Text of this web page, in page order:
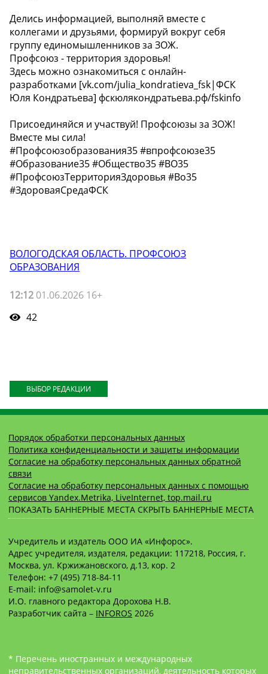
Делись информацией, выполняй вместе с
коллегами и друзьями, формируй вокруг себя
группу единомышленников за ЗОЖ.
Профсоюз - территория здоровья!
Здесь можно ознакомиться с онлайн-
разработками [vk.com/julia_kondratieva_fsk|ФСК
Юля Кондратьева] фскюлякондратьева.рф/fskinfo
Присоединяйся и участвуй! Профсоюзы за ЗОЖ!
Вместе мы сила!
#Профсоюзобразования35 #впрофсоюзе35
#Образование35 #Общество35 #ВО35
#ПрофсоюзТерриторияЗдоровья #Во35
#ЗдороваяСредаФСК
ВОЛОГОДСКАЯ ОБЛАСТЬ. ПРОФСОЮЗ
ОБРАЗОВАНИЯ
12:12 01.06.2026 16+
42
ВЫБОР РЕДАКЦИИ
Порядок обработки персональных данных
Политика конфиденциальности и защиты информации
Согласие на обработку персональных данных обратной
связи
Согласие на обработку персональных данных с помощью
сервисов Yandex.Metrika, LiveInternet, top.mail.ru
ПОКАЗАТЬ БАННЕРНЫЕ МЕСТА СКРЫТЬ БАННЕРНЫЕ МЕСТА
Учредитель и издатель ООО ИА «Инфорос».
Адрес учредителя, издателя, редакции: 117218, Россия, г.
Москва, ул. Кржижановского, д.13, кор. 2
Телефон: +7 (495) 718-84-11
E-mail: info@samolet-v.ru
И.О. главного редактора Дорохова Н.В.
Разработчик сайта – INFOROS 2026
* Перечень иностранных и международных
неправительственных организаций, деятельность которых